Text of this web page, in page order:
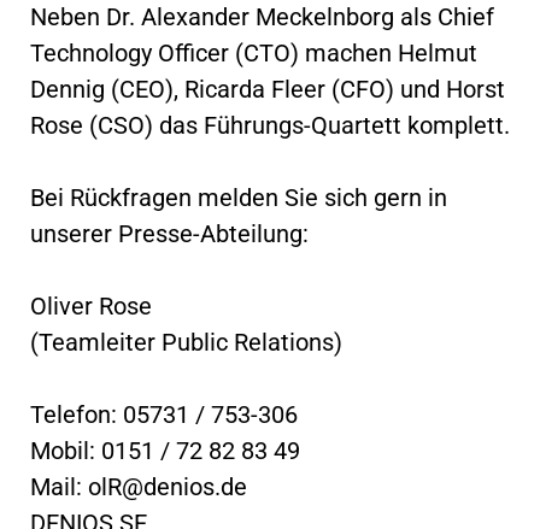
Neben Dr. Alexander Meckelnborg als Chief
Technology Officer (CTO) machen Helmut
Dennig (CEO), Ricarda Fleer (CFO) und Horst
Rose (CSO) das Führungs-Quartett komplett.
Bei Rückfragen melden Sie sich gern in
unserer Presse-Abteilung:
Oliver Rose
(Teamleiter Public Relations)
Telefon: 05731 / 753-306
Mobil: 0151 / 72 82 83 49
Mail: olR@denios.de
DENIOS SE